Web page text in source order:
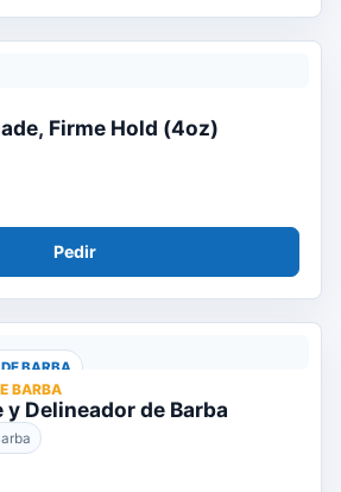
Firme Hold (4oz)
Pedir
BARBA
BARBA
y Delineador de Barba